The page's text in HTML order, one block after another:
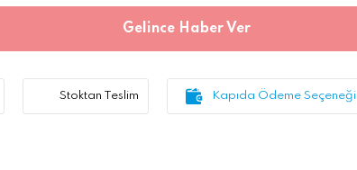
Gelince Haber Ver
Stoktan Teslim Kapıda Ödeme Seçeneği